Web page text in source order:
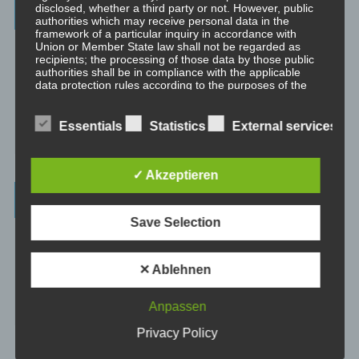
Weitere Informationen
Christoph – Unternehmensberatung, Personenberatung und
Supervision:
☞ www.christoph.solutions
☞ psychologischeberatung.online
Worum es hier geht ...
Mishra, Samaya), Meditation, NLP, Trance, EMDR, Time Line
disclosed, whether a third party or not. However, public
authorities which may receive personal data in the
framework of a particular inquiry in accordance with
Union or Member State law shall not be regarded as
recipients; the processing of those data by those public
authorities shall be in compliance with the applicable
data protection rules according to the purposes of the
Third party is a natural or legal person, public authority,
agency or body other than the data subject, controller,
processor and persons who, under the direct authority of
the controller or processor, are authorised to process
Consent of the data subject is any freely given, specific,
subject's wishes by which he or she, by a statement or
Essentials Statistics External services
✓ Akzeptieren
Save Selection
✕ Ablehnen
Anpassen
Privacy Policy